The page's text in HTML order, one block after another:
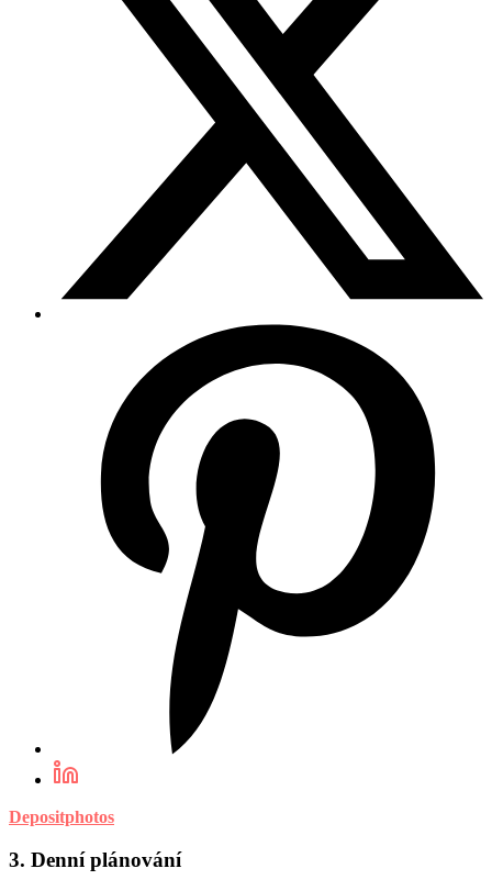
Depositphotos
3. Denní plánování